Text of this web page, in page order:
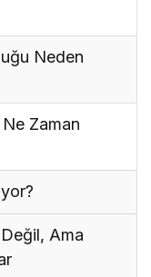
Neden
Zaman
Ama